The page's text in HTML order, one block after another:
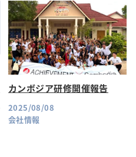
カンボジア研修開催報告
会社情報
2025/08/08